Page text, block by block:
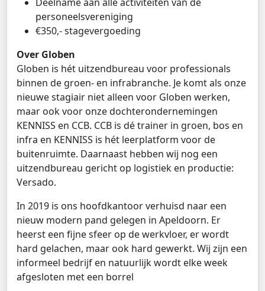
personeelsvereniging
€350,- stagevergoeding
Over Globen
Globen is hét uitzendbureau voor professionals
binnen de groen- en infrabranche. Je komt als onze
nieuwe stagiair niet alleen voor Globen werken,
maar ook voor onze dochterondernemingen
KENNISS en CCB. CCB is dé trainer in groen, bos en
infra en KENNISS is hét leerplatform voor de
buitenruimte. Daarnaast hebben wij nog een
uitzendbureau gericht op logistiek en productie:
Versado.
In 2019 is ons hoofdkantoor verhuisd naar een
nieuw modern pand gelegen in Apeldoorn. Er
heerst een fijne sfeer op de werkvloer, er wordt
hard gelachen, maar ook hard gewerkt. Wij zijn een
informeel bedrijf en natuurlijk wordt elke week
afgesloten met een borrel